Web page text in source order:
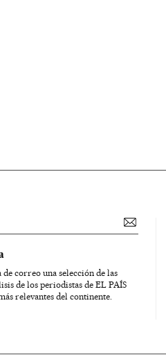
de correo una selección de las
de los periodistas de EL PAÍS
relevantes del continente.